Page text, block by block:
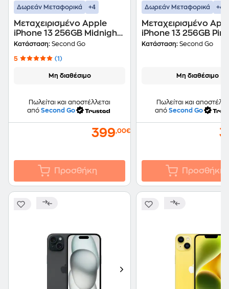
Δωρεάν Μεταφορικά +4
Μεταχειρισμένο Apple
iPhone 13 256GB Midnight
second go Certified by
Κατάσταση: Second Go
5 (1)
Μη διαθέσιμο
Πωλείται και αποστέλλεται
από Second Go
399,00€
Προσθήκη
Δωρεάν Μεταφορικά +4
Μεταχειρισμένο
iPhone 13 256GB Pink
second go Certified
Κατάσταση: Second Go
Μη διαθέσιμο
Πωλείται και
από Second Go
Προσθήκη